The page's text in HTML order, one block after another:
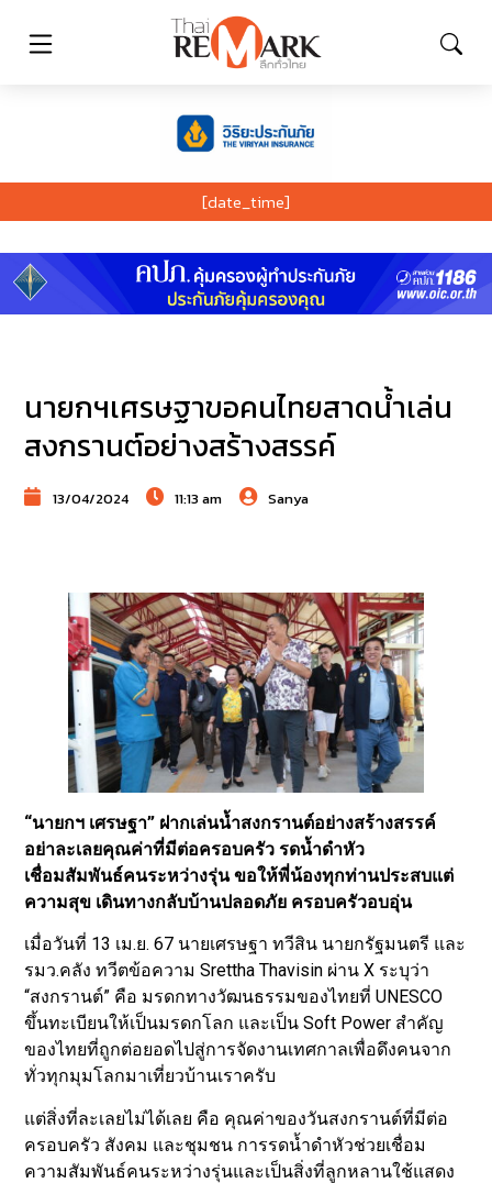
[date_time]
นายกฯเศรษฐาขอคนไทยสาดน้ำเล่น
สงกรานต์อย่างสร้างสรรค์
13/04/2024 11:13 am Sanya
“นายกฯ เศรษฐา” ฝากเล่นน้ำสงกรานต์อย่างสร้างสรรค์
อย่าละเลยคุณค่าที่มีต่อครอบครัว รดน้ำดำหัว
เชื่อมสัมพันธ์คนระหว่างรุ่น ขอให้พี่น้องทุกท่านประสบแต่
ความสุข เดินทางกลับบ้านปลอดภัย ครอบครัวอบอุ่น
เมื่อวันที่ 13 เม.ย. 67 นายเศรษฐา ทวีสิน นายกรัฐมนตรี และ
รมว.คลัง ทวีตข้อความ Srettha Thavisin ผ่าน X ระบุว่า
“สงกรานต์” คือ มรดกทางวัฒนธรรมของไทยที่ UNESCO
ขึ้นทะเบียนให้เป็นมรดกโลก และเป็น Soft Power สำคัญ
ของไทยที่ถูกต่อยอดไปสู่การจัดงานเทศกาลเพื่อดึงคนจาก
ทั่วทุกมุมโลกมาเที่ยวบ้านเราครับ
แต่สิ่งที่ละเลยไม่ได้เลย คือ คุณค่าของวันสงกรานต์ที่มีต่อ
ครอบครัว สังคม และชุมชน การรดน้ำดำหัวช่วยเชื่อม
ความสัมพันธ์คนระหว่างรุ่นและเป็นสิ่งที่ลูกหลานใช้แสดง